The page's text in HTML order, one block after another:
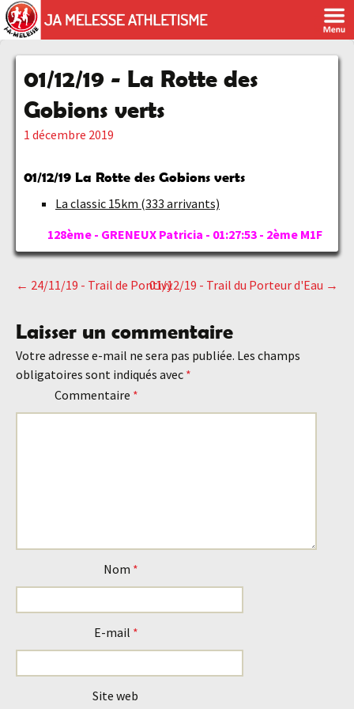
01/12/19 - La Rotte des
Gobions verts
1 décembre 2019
01/12/19 La Rotte des Gobions verts
La classic 15km (333 arrivants)
128ème - GRENEUX Patricia - 01:27:53 - 2ème M1F
Navigation
des
articles
← 24/11/19 - Trail de Pontivy01/12/19 - Trail du Porteur d'Eau →
Laisser un commentaire
Votre adresse e-mail ne sera pas publiée. Les champs
obligatoires sont indiqués avec *
Commentaire *
Nom *
E-mail *
Site web